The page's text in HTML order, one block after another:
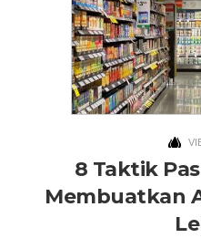
8 Taktik
Membuatkan